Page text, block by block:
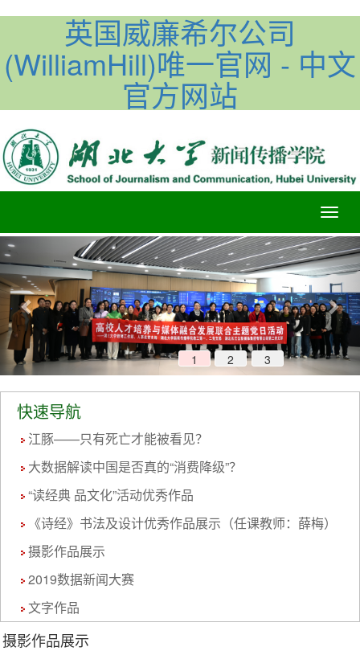
英国威廉希尔公司
(WilliamHill)唯一官网 - 中文
官方网站
1 2 3
Previous
快速导航
江豚——只有死亡才能被看见？
大数据解读中国是否真的“消费降级”？
“读经典 品文化”活动优秀作品
《诗经》书法及设计优秀作品展示（任课教师：薛梅）
摄影作品展示
2019数据新闻大赛
文字作品
摄影作品展示